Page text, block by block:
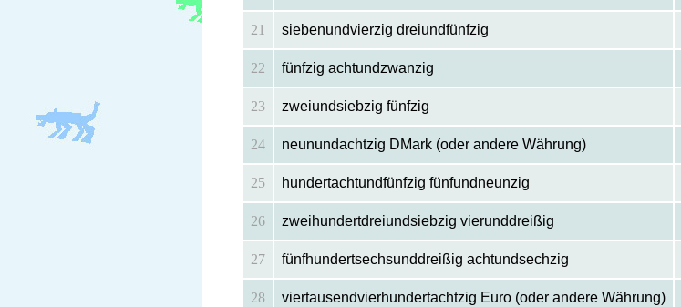
21 siebenundvierzig dreiundfünfzig
22 fünfzig achtundzwanzig
23 zweiundsiebzig fünfzig
24 neunundachtzig DMark (oder andere Währung)
25 hundertachtundfünfzig fünfundneunzig
26 zweihundertdreiundsiebzig vierunddreißig
27 fünfhundertsechsunddreißig achtundsechzig
28 viertausendvierhundertachtzig Euro (oder andere Währung)